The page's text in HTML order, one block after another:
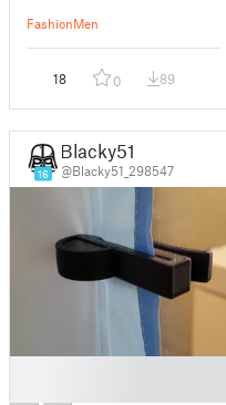
FashionMen
18 0 89
16
Blacky51
@Blacky51_298547